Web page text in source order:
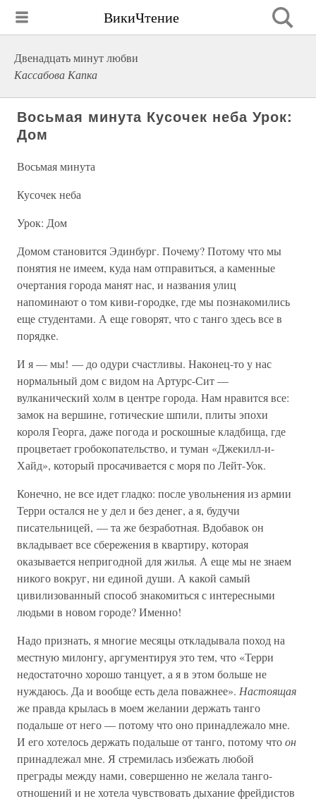
ВикиЧтение
Двенадцать минут любви
Кассабова Капка
Восьмая минута Кусочек неба Урок:
Дом
Восьмая минута
Кусочек неба
Урок: Дом
Домом становится Эдинбург. Почему? Потому что мы
понятия не имеем, куда нам отправиться, а каменные
очертания города манят нас, и названия улиц
напоминают о том киви-городке, где мы познакомились
еще студентами. А еще говорят, что с танго здесь все в
порядке.
И я — мы! — до одури счастливы. Наконец-то у нас
нормальный дом с видом на Артурс-Сит —
вулканический холм в центре города. Нам нравится все:
замок на вершине, готические шпили, плиты эпохи
короля Георга, даже погода и роскошные кладбища, где
процветает гробокопательство, и туман «Джекилл-и-
Хайд», который просачивается с моря по Лейт-Уок.
Конечно, не все идет гладко: после увольнения из армии
Терри остался не у дел и без денег, а я, будучи
писательницей, — та же безработная. Вдобавок он
вкладывает все сбережения в квартиру, которая
оказывается непригодной для жилья. А еще мы не знаем
никого вокруг, ни единой души. А какой самый
цивилизованный способ знакомиться с интересными
людьми в новом городе? Именно!
Надо признать, я многие месяцы откладывала поход на
местную милонгу, аргументируя это тем, что «Терри
недостаточно хорошо танцует, а я в этом больше не
нуждаюсь. Да и вообще есть дела поважнее». Настоящая
же правда крылась в моем желании держать танго
подальше от него — потому что оно принадлежало мне.
И его хотелось держать подальше от танго, потому чтоон
принадлежал мне. Я стремилась избежать любой
преграды между нами, совершенно не желала танго-
отношений и не хотела чувствовать дыхание фрейдистов